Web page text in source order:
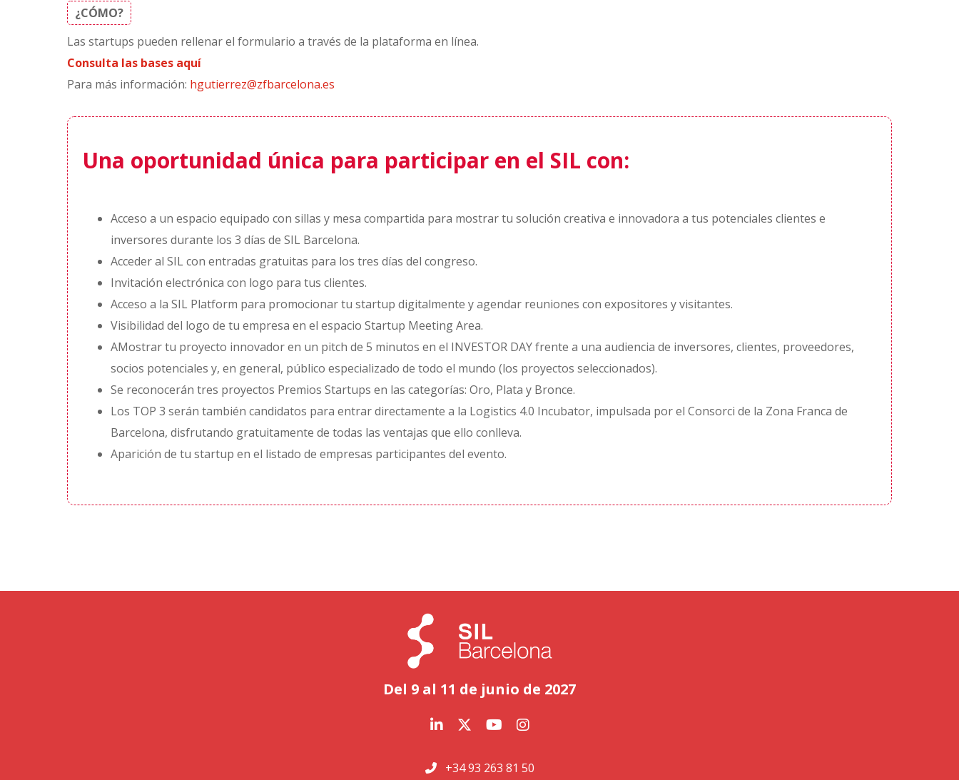
¿CÓMO?
Las startups pueden rellenar el formulario a través de la plataforma en línea.
Consulta las bases aquí
Para más información: hgutierrez@zfbarcelona.es
Una oportunidad única para participar en el SIL con:
Acceso a un espacio equipado con sillas y mesa compartida para mostrar tu solución creativa e innovadora a tus potenciales clientes e
inversores durante los 3 días de SIL Barcelona.
Acceder al SIL con entradas gratuitas para los tres días del congreso.
Invitación electrónica con logo para tus clientes.
Acceso a la SIL Platform para promocionar tu startup digitalmente y agendar reuniones con expositores y visitantes.
Visibilidad del logo de tu empresa en el espacio Startup Meeting Area.
AMostrar tu proyecto innovador en un pitch de 5 minutos en el INVESTOR DAY frente a una audiencia de inversores, clientes, proveedores,
socios potenciales y, en general, público especializado de todo el mundo (los proyectos seleccionados).
Se reconocerán tres proyectos Premios Startups en las categorías: Oro, Plata y Bronce.
Los TOP 3 serán también candidatos para entrar directamente a la Logistics 4.0 Incubator, impulsada por el Consorci de la Zona Franca de
Barcelona, disfrutando gratuitamente de todas las ventajas que ello conlleva.
Aparición de tu startup en el listado de empresas participantes del evento.
Del 9 al 11 de junio de 2027
+34 93 263 81 50